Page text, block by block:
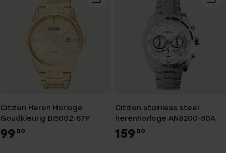
Citizen Heren Horloge
Goudkleurig BI5002-57P
99 00
Citizen stainless steel
herenhorloge AN8200-50A
159 00